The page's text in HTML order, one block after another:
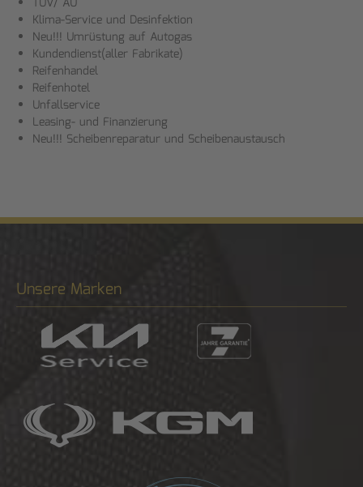
Klima-Service und Desinfektion
Neu!!! Umrüstung auf Autogas
Kundendienst(aller Fabrikate)
Reifenhandel
Reifenhotel
Unfallservice
Leasing- und Finanzierung
Neu!!! Scheibenreparatur und Scheibenaustausch
Unsere Marken